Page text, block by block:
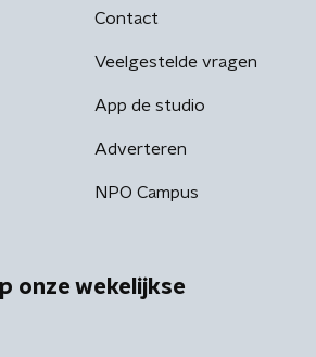
Contact
Veelgestelde vragen
App de studio
Adverteren
NPO Campus
onze wekelijkse